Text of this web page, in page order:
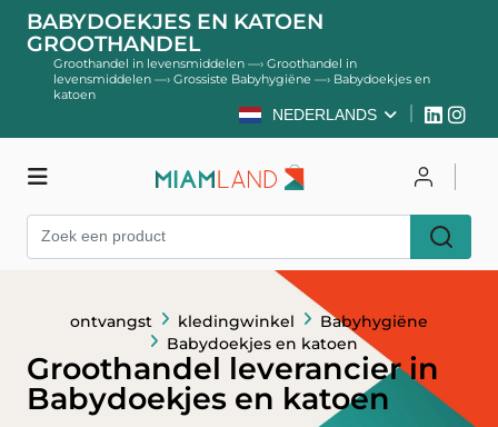
BABYDOEKJES EN KATOEN
GROOTHANDEL
Groothandel in levensmiddelen —› Groothandel in
levensmiddelen —› Grossiste Babyhygiëne —›Babydoekjes en
katoen
NEDERLANDS
ontvangst kledingwinkel
Babyhygiëne
Babydoekjes en katoen
Groothandel leverancier in
Babydoekjes en katoen